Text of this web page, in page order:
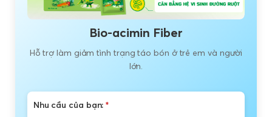
Bio-acimin Fiber
Hỗ trợ làm giảm tình trạng táo bón ở trẻ em và người
lớn.
Nhu cầu của bạn:*